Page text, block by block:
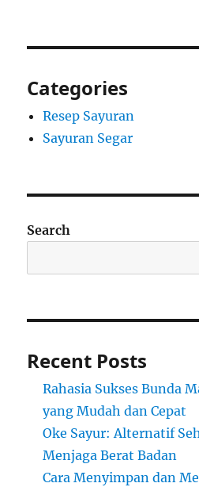
Categories
Resep Sayuran
Sayuran Segar
Search
Recent Posts
Rahasia Sukses Bunda
yang Mudah dan Cepat
Oke Sayur: Alternatif
Menjaga Berat Badan
Cara Menyimpan dan